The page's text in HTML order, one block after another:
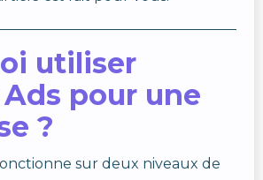
utiliser
pour une
?
sur deux niveaux de